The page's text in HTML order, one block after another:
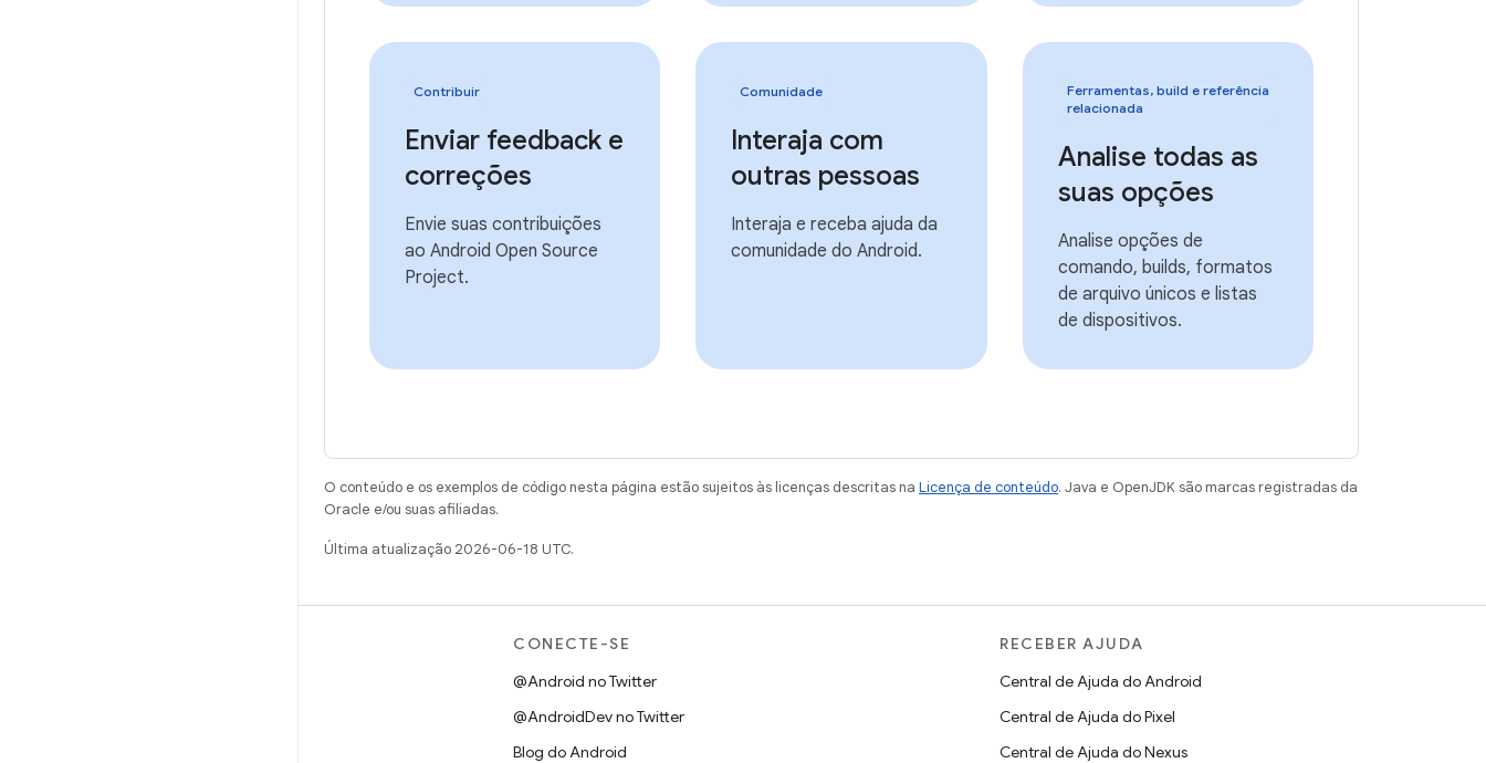
Contribuir
Enviar feedback e
correções
Envie suas contribuições
ao Android Open Source
Project.
Comunidade
Interaja com
outras pessoas
Interaja e receba ajuda da
comunidade do Android.
Ferramentas, build e referência
relacionada
Analise todas as
suas opções
Analise opções de
comando, builds, formatos
de arquivo únicos e listas
de dispositivos.
O conteúdo e os exemplos de código nesta página estão sujeitos às licenças descritas na Licença de conteúdo. Java e OpenJDK são marcas registradas da
Oracle e/ou suas afiliadas.
Última atualização 2026-06-18 UTC.
CONECTE-SE
@Android no Twitter
@AndroidDev no Twitter
Blog do Android
RECEBER AJUDA
Central de Ajuda do Android
Central de Ajuda do Pixel
Central de Ajuda do Nexus